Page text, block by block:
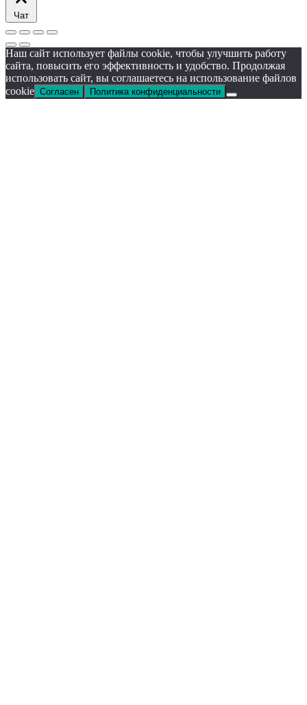
Чат
Наш сайт использует файлы cookie, чтобы улучшить работу
сайта, повысить его эффективность и удобство. Продолжая
использовать сайт, вы соглашаетесь на использование файлов
cookie Согласен Политика конфиденциальности